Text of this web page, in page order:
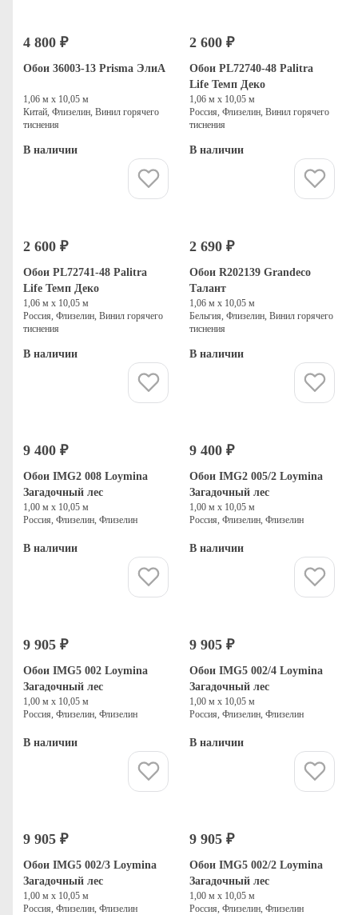
4 800 ₽
Обои 36003-13 Prisma ЭлиА
1,06 м х 10,05 м
Китай, Флизелин, Винил горячего
тиснения
В наличии
2 600 ₽
Обои PL72740-48 Palitra
Life Темп Деко
1,06 м х 10,05 м
Россия, Флизелин, Винил горячего
тиснения
В наличии
2 600 ₽
Обои PL72741-48 Palitra
Life Темп Деко
1,06 м х 10,05 м
Россия, Флизелин, Винил горячего
тиснения
В наличии
2 690 ₽
Обои R202139 Grandeco
Талант
1,06 м х 10,05 м
Бельгия, Флизелин, Винил горячего
тиснения
В наличии
9 400 ₽
Обои IMG2 008 Loymina
Загадочный лес
1,00 м х 10,05 м
Россия, Флизелин, Флизелин
В наличии
9 400 ₽
Обои IMG2 005/2 Loymina
Загадочный лес
1,00 м х 10,05 м
Россия, Флизелин, Флизелин
В наличии
9 905 ₽
Обои IMG5 002 Loymina
Загадочный лес
1,00 м х 10,05 м
Россия, Флизелин, Флизелин
В наличии
9 905 ₽
Обои IMG5 002/4 Loymina
Загадочный лес
1,00 м х 10,05 м
Россия, Флизелин, Флизелин
В наличии
9 905 ₽
Обои IMG5 002/3 Loymina
Загадочный лес
1,00 м х 10,05 м
Россия, Флизелин, Флизелин
9 905 ₽
Обои IMG5 002/2 Loymina
Загадочный лес
1,00 м х 10,05 м
Россия, Флизелин, Флизелин